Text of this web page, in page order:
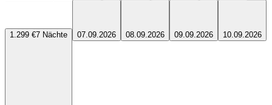
1.299 €7 Nächte 07.09.2026 08.09.2026 09.09.2026 10.09.2026